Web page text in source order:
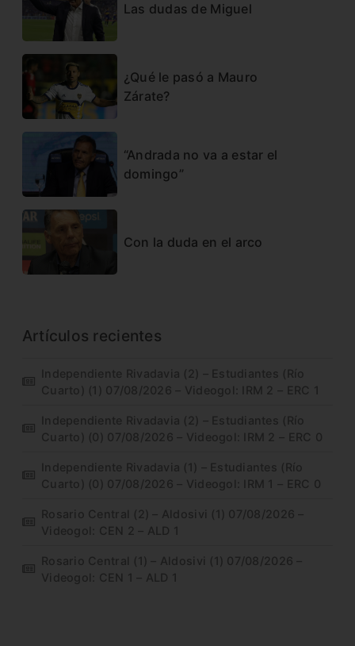
Las dudas de Miguel
¿Qué le pasó a Mauro
Zárate?
“Andrada no va a estar el
domingo”
Con la duda en el arco
Artículos recientes
Independiente Rivadavia (2) – Estudiantes (Río
Cuarto) (1) 07/08/2026 – Videogol: IRM 2 – ERC 1
Independiente Rivadavia (2) – Estudiantes (Río
Cuarto) (0) 07/08/2026 – Videogol: IRM 2 – ERC 0
Independiente Rivadavia (1) – Estudiantes (Río
Cuarto) (0) 07/08/2026 – Videogol: IRM 1 – ERC 0
Rosario Central (2) – Aldosivi (1) 07/08/2026 –
Videogol: CEN 2 – ALD 1
Rosario Central (1) – Aldosivi (1) 07/08/2026 –
Videogol: CEN 1 – ALD 1